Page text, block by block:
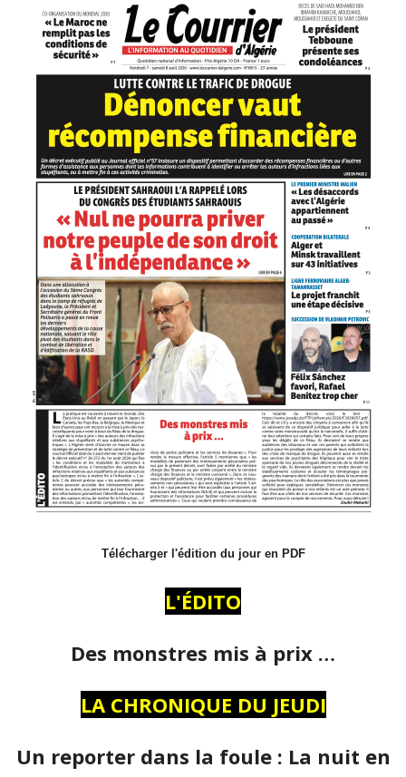
Télécharger l'édition du jour en PDF
L'ÉDITO
Des monstres mis à prix …
LA CHRONIQUE DU JEUDI
Un reporter dans la foule : La nuit en